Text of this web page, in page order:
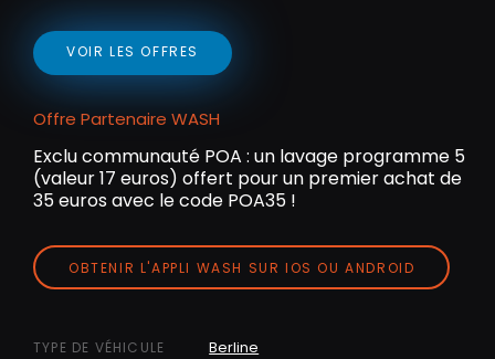
VOIR LES OFFRES
Offre Partenaire WASH
Exclu communauté POA : un lavage programme 5
(valeur 17 euros) offert pour un premier achat de
35 euros avec le code POA35 !
OBTENIR L'APPLI WASH SUR IOS OU ANDROID
TYPE DE VÉHICULE Berline